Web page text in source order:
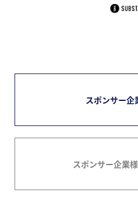
スポンサー企
スポンサー企業